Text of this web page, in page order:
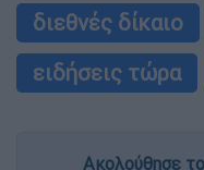
διεθνές δίκαιο
ειδήσεις τώρα
Ακολούθησε